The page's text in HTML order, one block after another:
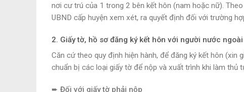
nơi cư trú của 1 trong 2 bên kết hôn (nam hoặc nữ).
UBND cấp huyện xem xét, ra quyết định đối với trường
2. Giấy tờ, hồ sơ đăng ký kết hôn với người nước ngoài
Căn cứ theo quy định hiện hành, để đăng ký kết hôn
chuẩn bị các loại giấy tờ để nộp và xuất trình khi làm thủ
➨ Đối với giấy tờ phải nộp